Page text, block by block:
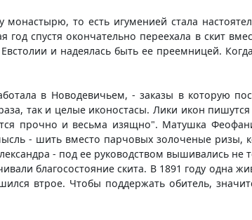
то есть игуменией стала
спустя окончательно переехала в скит
и надеялась быть ее преемницей. Когда
в Новодевичьем, - заказы в которую
так и целые иконостасы. Лики икон
прочно и весьма изящно". Матушка
- шить вместо парчовых золоченые ризы,
- под ее руководством вышивались не
благосостояние скита. В 1891 году одна
втрое. Чтобы поддержать обитель,